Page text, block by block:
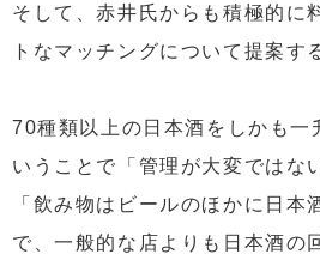
そして、赤井氏からも積極的に
トなマッチングについて提案す
70種類以上の日本酒をしかも一
いうことで「管理が大変ではな
「飲み物はビールのほかに日本
で、一般的な店よりも日本酒の